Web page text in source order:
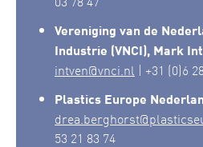
Vereniging van de
Industrie (VNCI), Mark
intven@vnci.nl | +31 (0)6
Plastics Europe
53 21 83 74